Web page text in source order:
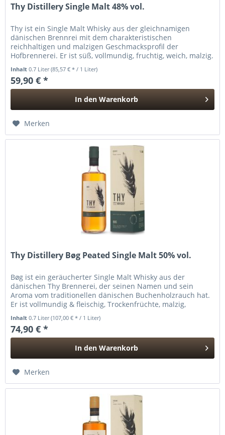
Thy Distillery Single Malt 48% vol.
Thy ist ein Single Malt Whisky aus der gleichnamigen
dänischen Brennrei mit dem charakteristischen
reichhaltigen und malzigen Geschmacksprofil der
Hofbrennerei. Er ist süß, vollmundig, fruchtig, weich, malzig.
Inhalt0.7 Liter(85,57 € * / 1 Liter)
59,90 € *
In den Warenkorb
Merken
Thy Distillery Bøg Peated Single Malt 50% vol.
Bøg ist ein geräucherter Single Malt Whisky aus der
dänischen Thy Brennerei, der seinen Namen und sein
Aroma vom traditionellen dänischen Buchenholzrauch hat.
Er ist vollmundig & fleischig, Trockenfrüchte, malzig,
Inhalt0.7 Liter(107,00 € * / 1 Liter)
74,90 € *
In den Warenkorb
Merken